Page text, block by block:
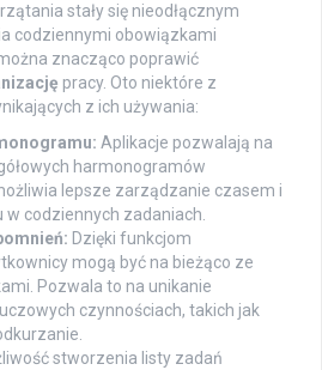
stały się nieodłącznym
codziennymi obowiązkami
znacząco poprawić
pracy. Oto niektóre z
z ich używania:
Aplikacje pozwalają na
harmonogramów
lepsze zarządzanie czasem i
w codziennych zadaniach.
Dzięki funkcjom
mogą być na bieżąco ze
Pozwala to na unikanie
czynnościach, takich jak
stworzenia listy zadań